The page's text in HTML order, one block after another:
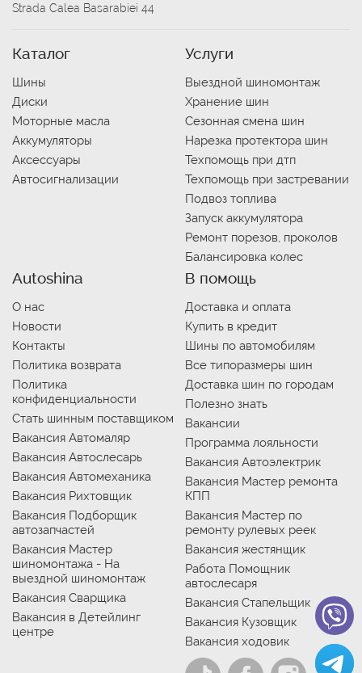
Strada Calea Basarabiei 44
Каталог
Шины
Диски
Моторные масла
Аккумуляторы
Аксессуары
Автосигнализации
Услуги
Выездной шиномонтаж
Хранение шин
Сезонная смена шин
Нарезка протектора шин
Техпомощь при дтп
Техпомощь при застревании
Подвоз топлива
Запуск аккумулятора
Ремонт порезов, проколов
Балансировка колес
Autoshina
О нас
Новости
Контакты
Политика возврата
Политика
конфиденциальности
Стать шинным поставщиком
Вакансия Автомаляр
Вакансия Автослесарь
Вакансия Автомеханика
Вакансия Рихтовщик
Вакансия Подборщик
автозапчастей
Вакансия Мастер
шиномонтажа - На
выездной шиномонтаж
Вакансия Сварщика
Вакансия в Детейлинг
центре
В помощь
Доставка и оплата
Купить в кредит
Шины по автомобилям
Все типоразмеры шин
Доставка шин по городам
Полезно знать
Вакансии
Программа лояльности
Вакансия Автоэлектрик
Вакансия Мастер ремонта
КПП
Вакансия Мастер по
ремонту рулевых реек
Вакансия жестянщик
Работа Помощник
автослесаря
Вакансия Стапельщик
Вакансия Кузовщик
Вакансия ходовик